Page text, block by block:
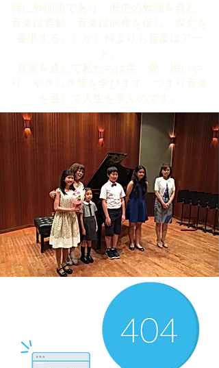
特に外国語であり、歴史の勉強を含む。
音楽は運動、音楽は洞察を促し、探究を
要求する。しかし何よりも音楽はアー
ト。
音楽を通して私たちは美、愛、思いや
り、やさしさ等を学びます。つまり音楽
を通して人生を学ぶのです。